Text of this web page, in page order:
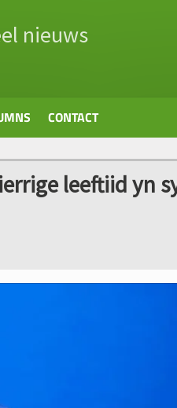
nieuws
CONTACT
leeftiid yn